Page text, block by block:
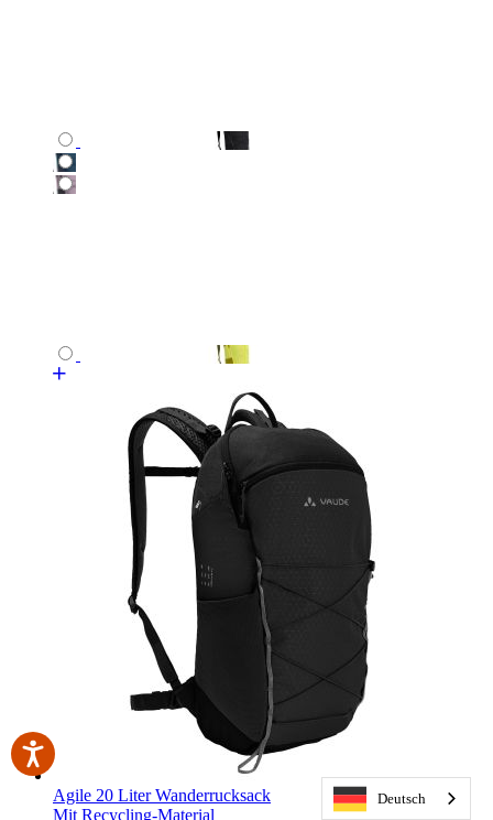
Agile 20 Liter Wanderrucksack
Mit Recycling-Material
Deutsch